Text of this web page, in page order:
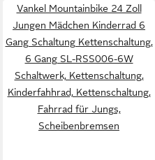
Vankel Mountainbike 24 Zoll
Jungen Mädchen Kinderrad 6
Gang Schaltung Kettenschaltung,
6 Gang SL-RSS006-6W
Schaltwerk, Kettenschaltung,
Kinderfahhrad, Kettenschaltung,
Fahrrad für Jungs,
Scheibenbremsen